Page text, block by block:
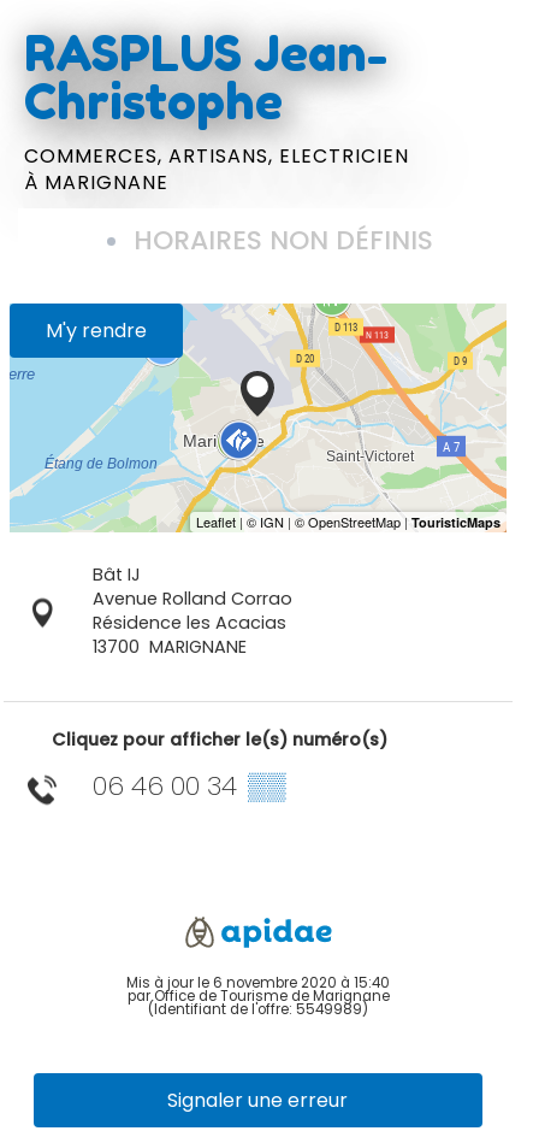
RASPLUS Jean-
Christophe
COMMERCES, ARTISANS, ELECTRICIEN
À MARIGNANE
HORAIRES NON DÉFINIS
M'y rendre
Bât IJ
Avenue Rolland Corrao
Résidence les Acacias
13700 MARIGNANE
Cliquez pour afficher le(s) numéro(s)
06 46 00 34 ▒▒
Mis à jour le 6 novembre 2020 à 15:40
par Office de Tourisme de Marignane
(Identifiant de l'offre: 5549989)
Signaler une erreur